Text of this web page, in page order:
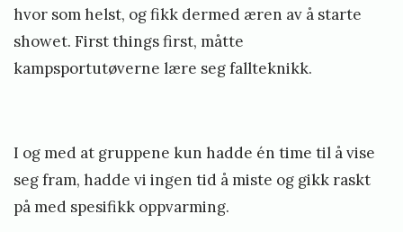
hvor som helst, og fikk dermed æren av å starte
showet. First things first, måtte
kampsportutøverne lære seg fallteknikk.
I og med at gruppene kun hadde én time til å vise
seg fram, hadde vi ingen tid å miste og gikk raskt
på med spesifikk oppvarming.